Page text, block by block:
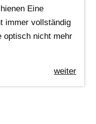
Eine
immer vollständig
optisch nicht mehr
weiter